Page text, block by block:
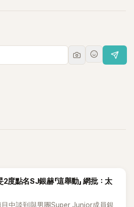
2度點名SJ銀赫「這舉動」 網批：太
中談到與男團Super Junior成員銀